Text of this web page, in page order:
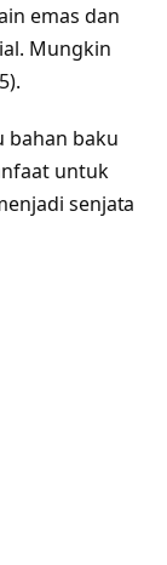
emas dan
Mungkin
bahan baku
untuk
senjata